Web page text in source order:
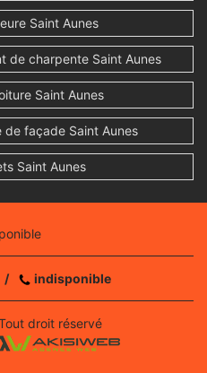
Saint Aunes
de charpente Saint Aunes
Saint Aunes
façade Saint Aunes
Saint Aunes
/ indisponible
droit réservé